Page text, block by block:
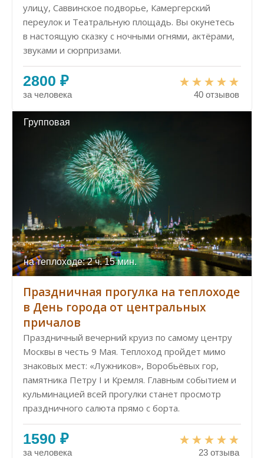
улицу, Саввинское подворье, Камергерский
переулок и Театральную площадь. Вы окунетесь
в настоящую сказку с ночными огнями, актёрами,
звуками и сюрпризами.
2800 ₽
за человека 40 отзывов
Групповая
на теплоходе: 2 ч. 15 мин.
Праздничная прогулка на теплоходе
в День города от центральных
причалов
Праздничный вечерний круиз по самому центру
Москвы в честь 9 Мая. Теплоход пройдет мимо
знаковых мест: «Лужников», Воробьёвых гор,
памятника Петру I и Кремля. Главным событием и
кульминацией всей прогулки станет просмотр
праздничного салюта прямо с борта.
1590 ₽
за человека 23 отзыва